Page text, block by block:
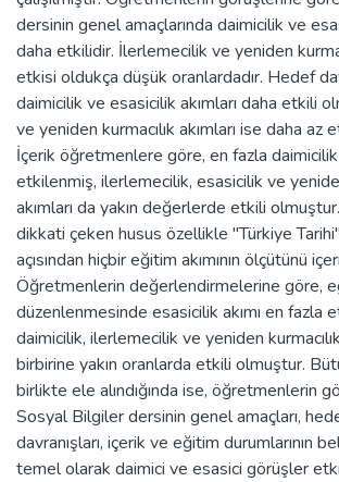
dersinin genel amaçlarında daimicilik ve
daha etkilidir. İlerlemecilik ve yeniden
etkisi oldukça düşük oranlardadır. Hedef
daimicilik ve esasicilik akımları daha etkili
ve yeniden kurmacılık akımları ise daha az
İçerik öğretmenlere göre, en fazla daimicilik
etkilenmiş, ilerlemecilik, esasicilik ve
akımları da yakın değerlerde etkili
dikkati çeken husus özellikle "Türkiye
açısından hiçbir eğitim akımının ölçütünü
Öğretmenlerin değerlendirmelerine göre,
düzenlenmesinde esasicilik akımı en fazla
daimicilik, ilerlemecilik ve yeniden
birbirine yakın oranlarda etkili olmuştur.
birlikte ele alındığında ise, öğretmenlerin
Sosyal Bilgiler dersinin genel amaçları,
davranışları, içerik ve eğitim durumlarının
temel olarak daimici ve esasici görüşler